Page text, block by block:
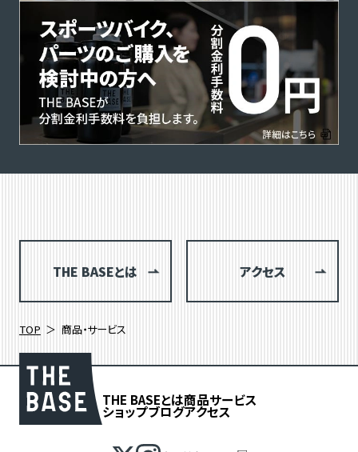
THE BASEとは アクセス
TOP 商品・サービス
THE BASEとは商品サービス
ショップブログアクセス